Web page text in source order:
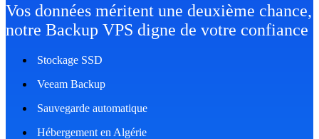
Vos données méritent une deuxième chance,
notre Backup VPS digne de votre confiance
Stockage SSD
Veeam Backup
Sauvegarde automatique
Hébergement en Algérie